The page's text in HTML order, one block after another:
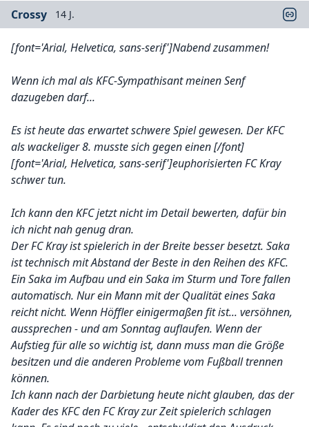
Crossy 14 J.
[font='Arial, Helvetica, sans-serif']Nabend zusammen!
Wenn ich mal als KFC-Sympathisant meinen Senf
dazugeben darf...
Es ist heute das erwartet schwere Spiel gewesen. Der KFC
als wackeliger 8. musste sich gegen einen[/font]
[font='Arial, Helvetica, sans-serif']euphorisierten FC Kray
schwer tun.
Ich kann den KFC jetzt nicht im Detail bewerten, dafür bin
ich nicht nah genug dran.
Der FC Kray ist spielerich in der Breite besser besetzt. Saka
ist technisch mit Abstand der Beste in den Reihen des KFC.
Ein Saka im Aufbau und ein Saka im Sturm und Tore fallen
automatisch. Nur ein Mann mit der Qualität eines Saka
reicht nicht. Wenn Höffler einigermaßen fit ist... versöhnen,
aussprechen - und am Sonntag auflaufen. Wenn der
Aufstieg für alle so wichtig ist, dann muss man die Größe
besitzen und die anderen Probleme vom Fußball trennen
können.
Ich kann nach der Darbietung heute nicht glauben, das der
Kader des KFC den FC Kray zur Zeit spielerich schlagen